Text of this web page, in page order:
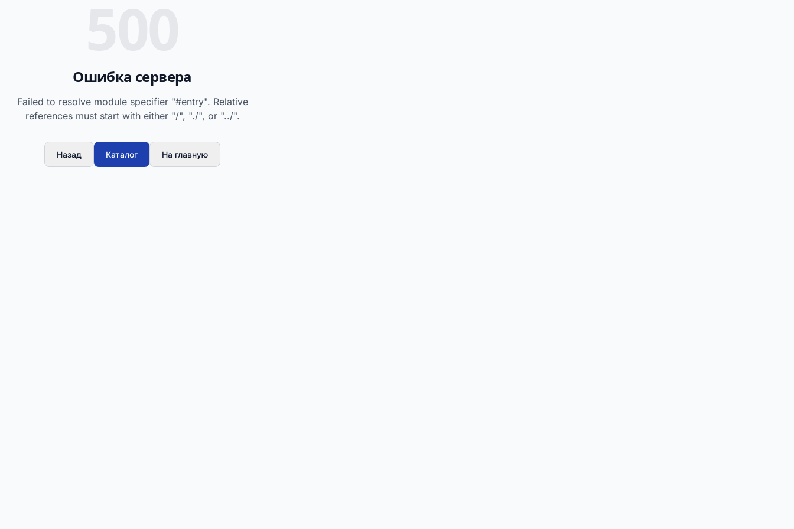
Ошибка сервера
Failed to resolve module specifier "#entry". Relative
references must start with either "/", "./", or "../".
Назад Каталог На главную